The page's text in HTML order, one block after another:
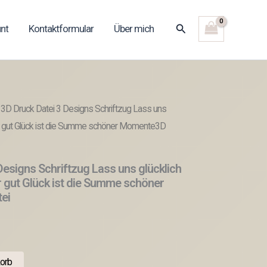
Kontaktformular Über mich Suchen
Druck Datei 3 Designs Schriftzug Lass uns
gut Glück ist die Summe schöner Momente3D
Schriftzug Lass uns glücklich
Glück ist die Summe schöner